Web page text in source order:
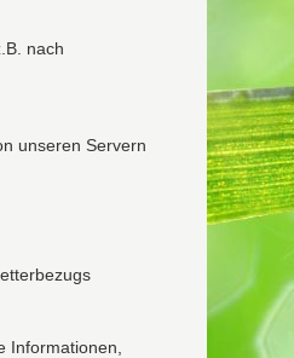
nach
unseren Servern
Informationen,